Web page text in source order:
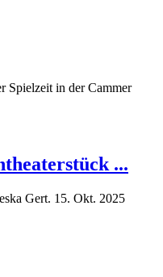
Spielzeit in der Cammer
...
Gert. 15. Okt. 2025